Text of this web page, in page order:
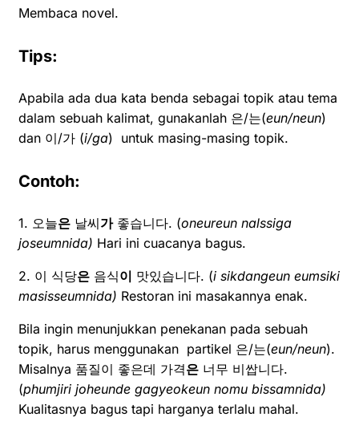
Membaca novel.
Tips:
Apabila ada dua kata benda sebagai topik atau tema
dalam sebuah kalimat, gunakanlah 은/는(eun/neun)
dan 이/가 (i/ga) untuk masing-masing topik.
Contoh:
1. 오늘은 날씨가좋습니다. (oneureun nalssiga
joseumnida) Hari ini cuacanya bagus.
2. 이 식당은 음식이 맛있습니다. (i sikdangeun eumsiki
masisseumnida) Restoran ini masakannya enak.
Bila ingin menunjukkan penekanan pada sebuah
topik, harus menggunakan partikel 은/는(eun/neun).
Misalnya 품질이 좋은데 가격은 너무 비쌉니다.
(phumjiri joheunde gagyeokeun nomu bissamnida)
Kualitasnya bagus tapi harganya terlalu mahal.